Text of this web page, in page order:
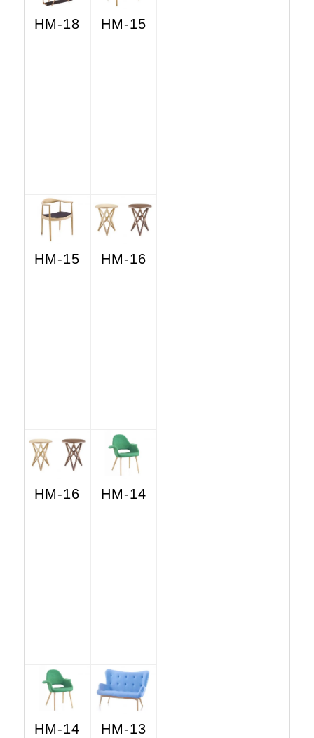
HM-18 HM-15
HM-15 HM-16
HM-16 HM-14
HM-14 HM-13